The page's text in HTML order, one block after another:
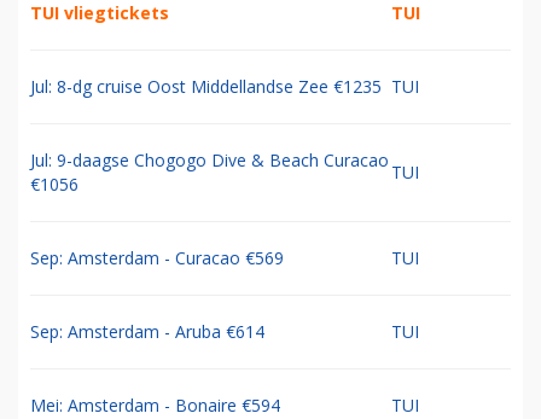
TUI vliegtickets TUI
Jul: 8-dg cruise Oost Middellandse Zee €1235 TUI
Jul: 9-daagse Chogogo Dive & Beach Curacao
€1056
TUI
Sep: Amsterdam - Curacao €569 TUI
Sep: Amsterdam - Aruba €614 TUI
Mei: Amsterdam - Bonaire €594 TUI